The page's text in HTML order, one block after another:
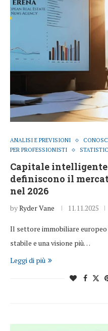
ANALISI E PREVISIONI
PER PROFESSIONISTI
Capitale
definiscono il
nel 2026
byRyder Vane 11.11.2025
Il settore immobiliare
stabile e una visione più…
Leggi di più